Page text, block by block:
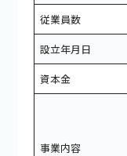
従業員数
設立年月日
資本金
事業内容